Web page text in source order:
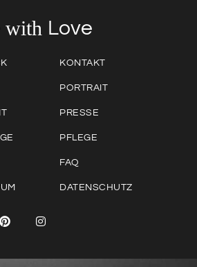
with Love
KONTAKT
PORTRAIT
PRESSE
PFLEGE
FAQ
DATENSCHUTZ